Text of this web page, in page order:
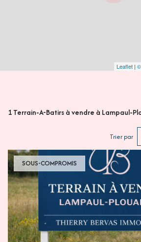
Leaflet | ©
1Terrain-A-Batirs à vendre à Lampaul-
Trier par
SOUS-COMPROMIS